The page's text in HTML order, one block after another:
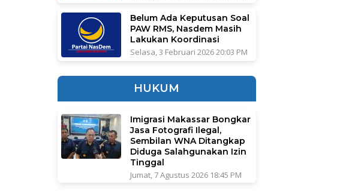
Belum Ada Keputusan Soal
PAW RMS, Nasdem Masih
Lakukan Koordinasi
Selasa, 3 Februari 2026 20:03 PM
HUKUM
Imigrasi Makassar Bongkar
Jasa Fotografi Ilegal,
Sembilan WNA Ditangkap
Diduga Salahgunakan Izin
Tinggal
Jumat, 7 Agustus 2026 18:45 PM